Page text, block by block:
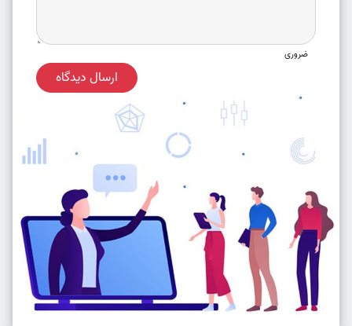
ضروری
ارسال دیدگاه